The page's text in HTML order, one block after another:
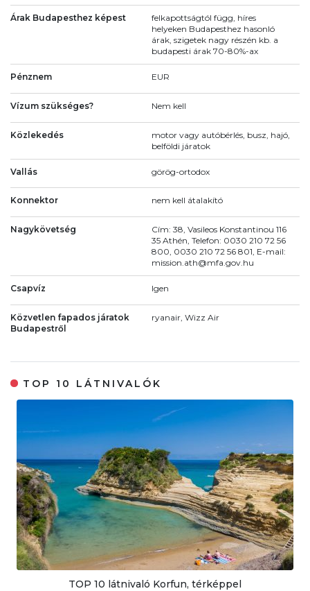
Árak Budapesthez képest
felkapottságtól függ, híres
helyeken Budapesthez hasonló
árak, szigetek nagy részén kb. a
budapesti árak 70-80%-ax
Pénznem EUR
Vízum szükséges? Nem kell
Közlekedés
motor vagy autóbérlés, busz, hajó,
belföldi járatok
Vallás görög-ortodox
Konnektor nem kell átalakító
Nagykövetség
Cím: 38, Vasileos Konstantinou 116
35 Athén, Telefon: 0030 210 72 56
800, 0030 210 72 56 801, E-mail:
mission.ath@mfa.gov.hu
Csapvíz Igen
Közvetlen fapados járatok
Budapestről
ryanair, Wizz Air
TOP 10 LÁTNIVALÓK
TOP 10 látnivaló Korfun, térképpel